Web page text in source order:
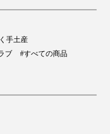
（10
プ」｜YUZU
手土産
ブ #すべての商品